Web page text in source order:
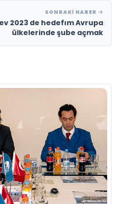
SONRAKI HABER
2023 de hedefım Avrupa
ülkelerinde şube açmak